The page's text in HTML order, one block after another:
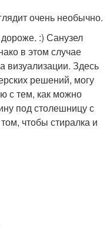
очень необычно.
:) Санузел
в этом случае
визуализации. Здесь
решений, могу
с тем, как можно
под столешницу с
чтобы стиралка и